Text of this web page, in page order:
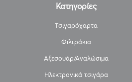
Κατηγορίες
Τσιγαρόχαρτα
Φιλτράκια
Αξεσουάρ/Αναλώσιμα
Ηλεκτρονικά τσιγάρα